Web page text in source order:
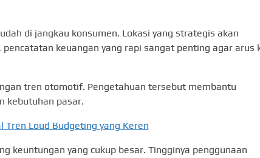
di jangkau konsumen. Lokasi yang strategis akan
keuangan yang rapi sangat penting agar arus
tren otomotif. Pengetahuan tersebut membantu
kebutuhan pasar.
Tren Loud Budgeting yang Keren
keuntungan yang cukup besar. Tingginya penggunaan